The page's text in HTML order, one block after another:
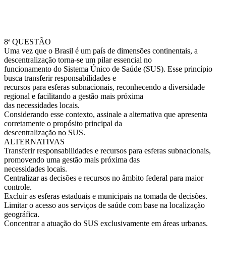
8ª QUESTÃO
Uma vez que o Brasil é um país de dimensões continentais, a
descentralização torna-se um pilar essencial no
funcionamento do Sistema Único de Saúde (SUS). Esse princípio
busca transferir responsabilidades e
recursos para esferas subnacionais, reconhecendo a diversidade
regional e facilitando a gestão mais próxima
das necessidades locais.
Considerando esse contexto, assinale a alternativa que apresenta
corretamente o propósito principal da
descentralização no SUS.
ALTERNATIVAS
Transferir responsabilidades e recursos para esferas subnacionais,
promovendo uma gestão mais próxima das
necessidades locais.
Centralizar as decisões e recursos no âmbito federal para maior
controle.
Excluir as esferas estaduais e municipais na tomada de decisões.
Limitar o acesso aos serviços de saúde com base na localização
geográfica.
Concentrar a atuação do SUS exclusivamente em áreas urbanas.